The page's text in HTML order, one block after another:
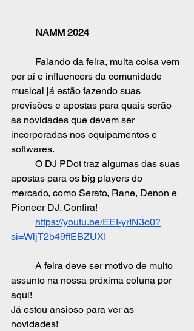
	NAMM 2024
por aí e influencers da comunidade
musical já estão fazendo suas
previsões e apostas para quais serão
as novidades que devem ser
incorporadas nos equipamentos e
softwares.
apostas para os big players do
mercado, como Serato, Rane, Denon e
Pioneer DJ. Confira!
https://youtu.be/EEI-yrIN3o0?
si=WljT2b49ffEBZUXI
assunto na nossa próxima coluna por
aqui!
Já estou ansioso para ver as
novidades!